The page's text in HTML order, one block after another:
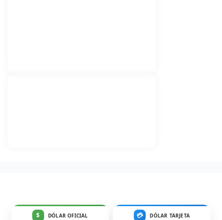
$ DÓLAR OFICIAL 💳 DÓLAR TARJETA